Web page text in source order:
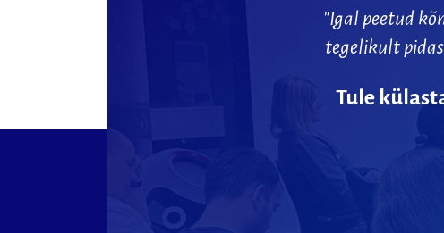
"Igal peetud
tegelikult
Tule